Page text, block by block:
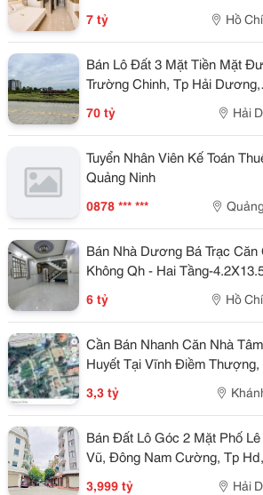
7 tỷ Hồ
Bán Lô Đất 3 Mặt Tiền Mặt
Trường Chinh, Tp Hải Dương,
789M2, Lô Góc, Kd Tốt, Vị Trí
70 tỷ Hải
Tuyển Nhân Viên Kế Toán
Quảng Ninh
0878 *** ***
Bán Nhà Dương Bá Trạc Căn
Không Qh - Hai Tầng-
6 tỷ Hồ
Cần Bán Nhanh Căn Nhà Tâm
Huyết Tại Vĩnh Điềm Thượng,
3,3 tỷ
Bán Đất Lô Góc 2 Mặt Phố
Vũ, Đông Nam Cường, Tp Hd,
57.25M2, Đường 13.5M, 3.X Tỷ
3,999 tỷ Hải